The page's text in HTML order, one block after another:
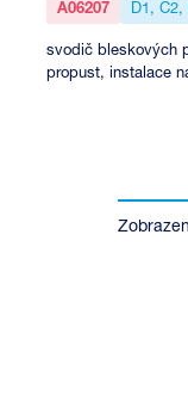
A06207 D1, C2,
svodič bleskových
propust, instalace